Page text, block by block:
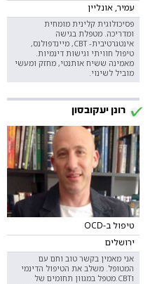
עמיר, אונליין
פסיכולוגית קלינית מומחית
ומדריכה. מטפלת בגישה
אינטגרטיבית- CBT, מיינדפולנס,
טיפול חוויתי וגישות דינמיות.
מאמינה ששיח אותנטי, מחזק ומעשי
מוביל לשינוי.
רונן יעקובסון
טיפול ב-OCD
ירושלים
אני מאמין בקשר טוב וחם עם
המטופל. משלב את הטיפול הדינמי
וCBT.מטפל במגוון תחומים של